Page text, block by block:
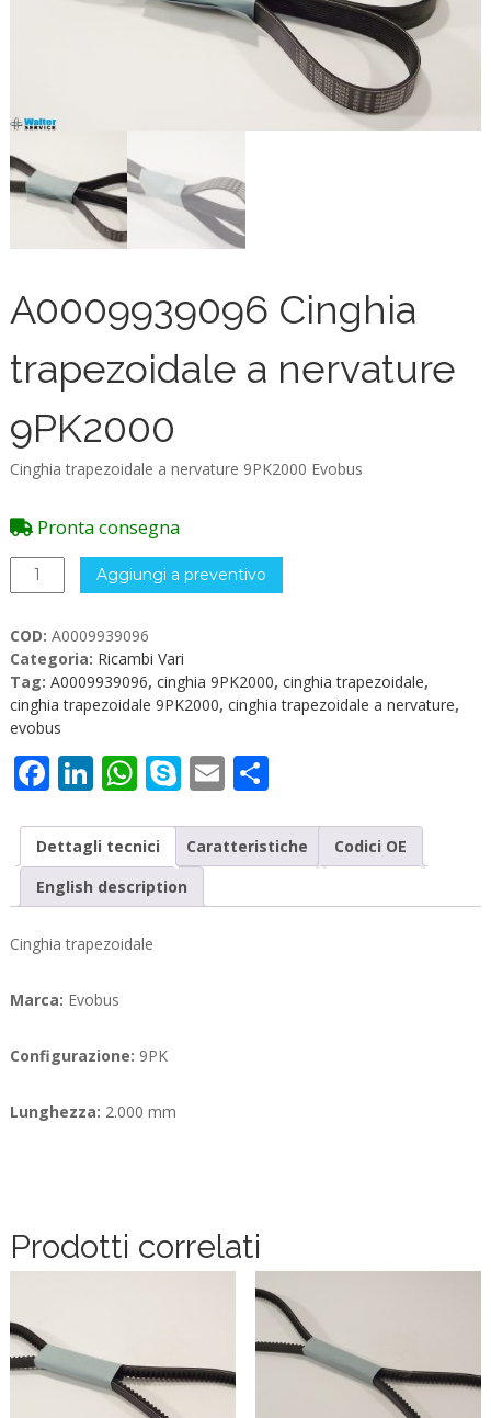
A0009939096 Cinghia
trapezoidale a nervature
9PK2000
Cinghia trapezoidale a nervature 9PK2000 Evobus
Pronta consegna
A0009939096
Cinghia
a
nervature
9PK2000
quantità
Aggiungi a preventivo
COD: A0009939096
Categoria: Ricambi Vari
Tag: A0009939096, cinghia 9PK2000, cinghia trapezoidale,
cinghia trapezoidale 9PK2000, cinghia trapezoidale a nervature,
evobus
Facebook
LinkedIn
WhatsApp
Skype
EmailCondividi
Dettagli tecnici Caratteristiche
Codici OE
English description
Cinghia trapezoidale
Marca: Evobus
Configurazione: 9PK
Lunghezza: 2.000 mm
Prodotti correlati